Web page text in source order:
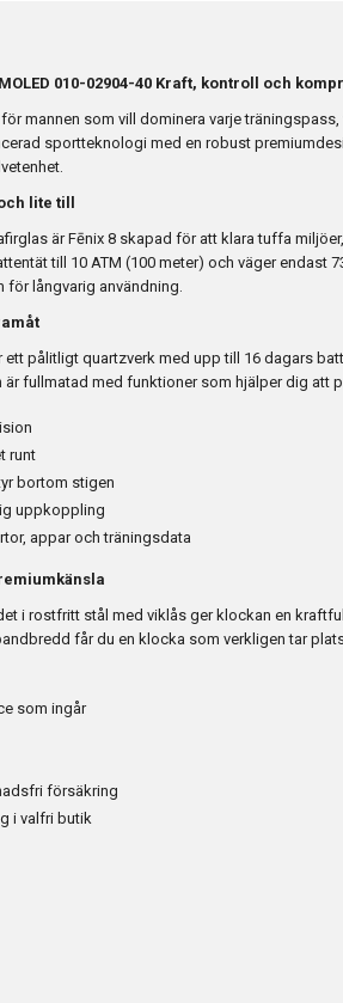
010-02904-40 Kraft, kontroll och
mannen som vill dominera varje
sportteknologi med en robust
lite till
är Fēnix 8 skapad för att klara tuffa
till 10 ATM (100 meter) och väger endast
långvarig användning.
ett pålitligt quartzverk med upp till 16 dagars
är fullmatad med funktioner som hjälper dig att
runt
bortom stigen
uppkoppling
appar och träningsdata
i rostfritt stål med viklås ger klockan en
får du en klocka som verkligen tar
som ingår
försäkring
i valfri butik